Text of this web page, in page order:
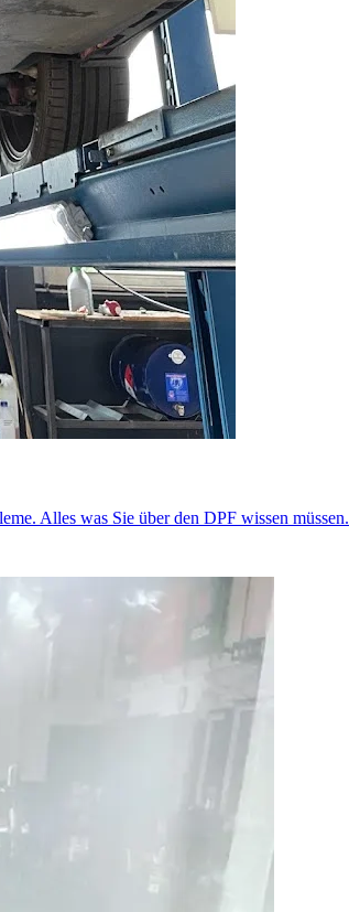
Alles was Sie über den DPF wissen müssen.